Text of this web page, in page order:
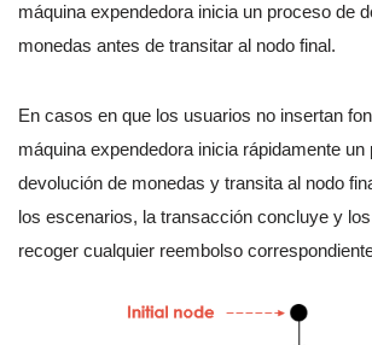
máquina expendedora inicia un proceso de
monedas antes de transitar al nodo final.
En casos en que los usuarios no insertan
máquina expendedora inicia rápidamente un
devolución de monedas y transita al nodo
los escenarios, la transacción concluye y
recoger cualquier reembolso